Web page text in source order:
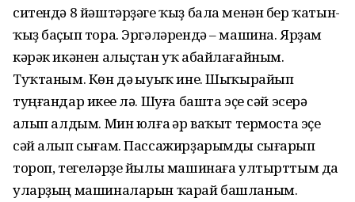
ситендә 8 йәштәрҙәге ҡыҙ бала менән бер ҡатын-
ҡыҙ баҫып тора. Эргәләрендә – машина. Ярҙам
кәрәк икәнен алыҫтан уҡ абайлағайным.
Туҡтаным. Көн дә һыуыҡ ине. Шыҡырайып
туңғандар икеһе лә. Шуға башта эҫе сәй эсерә
һалып алдым. Мин юлға һәр ваҡыт термоста эҫе
сәй алып сығам. Пассажирҙарымды сығарып
тороп, тегеләрҙе йылы машинаға ултырттым да
уларҙың машиналарын ҡарай башланым.